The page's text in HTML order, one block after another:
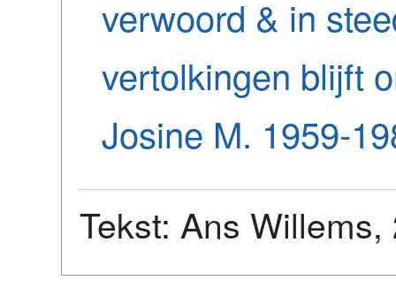
verwoord & in
vertolkingen blijft
Josine M. 1959-
Tekst: Ans